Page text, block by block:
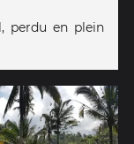
perdu en plein